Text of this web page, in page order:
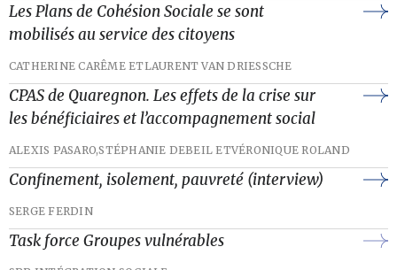
Les Plans de Cohésion Sociale se sont
mobilisés au service des citoyens
CATHERINE CARÊME ETLAURENT VAN DRIESSCHE
CPAS de Quaregnon. Les effets de la crise sur
les bénéficiaires et l’accompagnement social
ALEXIS PASARO,STÉPHANIE DEBEIL ETVÉRONIQUE ROLAND
Confinement, isolement, pauvreté (interview)
SERGE FERDIN
Task force Groupes vulnérables